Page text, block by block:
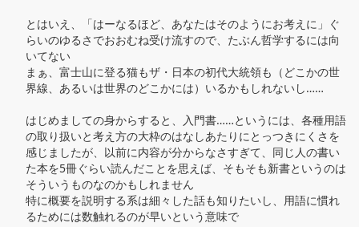
とはいえ、「はーなるほど、あなたはそのようにお考えに」ぐ
らいのゆるさでおおむね受け流すので、たぶん哲学するには向
いてない
まぁ、富士山に登る猫もザ・日本の初代大統領も（どこかの世
界線、あるいは世界のどこかには）いるかもしれないし……
はじめましての身からすると、入門書……というには、各種用語
の取り扱いと考え方の大枠のはなしあたりにとっつきにくさを
感じましたが、以前に内容が分からなさすぎて、同じ人の書い
た本を5冊ぐらい読んだことを思えば、そもそも新書というのは
そういうものなのかもしれません
特に概要を説明する系は細々した話も知りたいし、用語に慣れ
るためには数触れるのが早いという意味で